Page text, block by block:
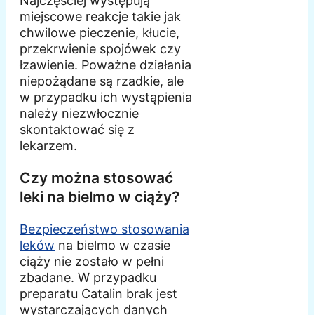
miejscowe reakcje takie jak
chwilowe pieczenie, kłucie,
przekrwienie spojówek czy
łzawienie. Poważne działania
niepożądane są rzadkie, ale
w przypadku ich wystąpienia
należy niezwłocznie
skontaktować się z
lekarzem.
Czy można stosować
leki na bielmo w ciąży?
Bezpieczeństwo stosowania
leków na bielmo w czasie
ciąży nie zostało w pełni
zbadane. W przypadku
preparatu Catalin brak jest
wystarczających danych